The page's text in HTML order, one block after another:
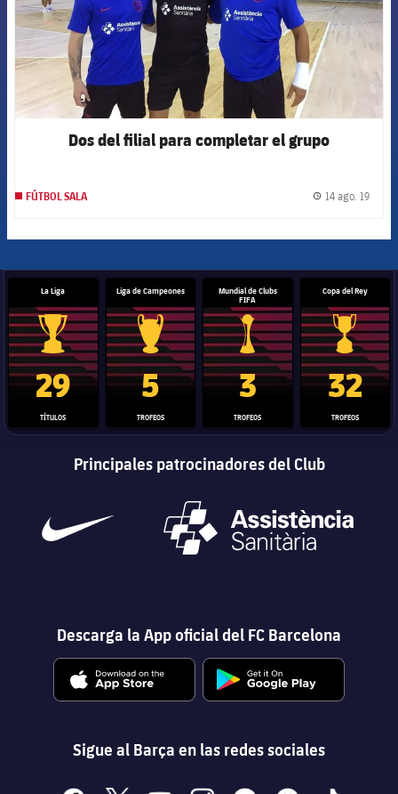
Dos del filial para completar el grupo
FÚTBOL SALA 14 ago. 19
La Liga
Trofeo de La Liga
29
TÍTULOS
Liga de Campeones
Trofeo de la Liga de Campeones
5
TROFEOS
Mundial de Clubs
FIFA
Trofeo del Mundial de
3
TROFEOS
Copa del Rey
Copa del
32
TROFEOS
Principales patrocinadores del Club
Descarga la App oficial del FC Barcelona
Sigue al Barça en las redes sociales